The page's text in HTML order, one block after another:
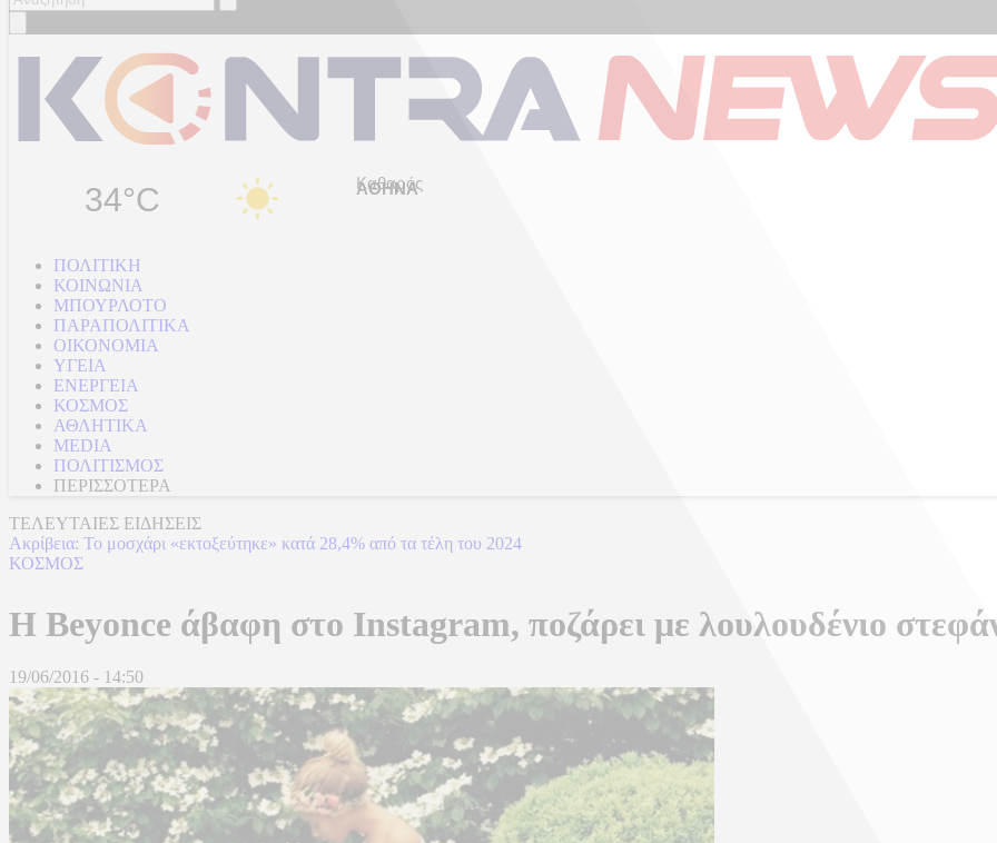
34°C Καθαρός
ΠΟΛΙΤΙΚΗ
ΚΟΙΝΩΝΙΑ
ΜΠΟΥΡΛΟΤΟ
ΠΑΡΑΠΟΛΙΤΙΚΑ
ΟΙΚΟΝΟΜΙΑ
ΥΓΕΙΑ
ΕΝΕΡΓΕΙΑ
ΚΟΣΜΟΣ
ΑΘΛΗΤΙΚΑ
MEDIA
ΠΟΛΙΤΙΣΜΟΣ
ΠΕΡΙΣΣΟΤΕΡΑ
ΤΕΛΕΥΤΑΙΕΣ ΕΙΔΗΣΕΙΣ
Ακρίβεια: Το μοσχάρι «εκτοξεύτηκε» κατά 28,4% από τα τέλη του 2024
ΚΟΣΜΟΣ
H Beyonce άβαφη στο Instagram, ποζάρει με λουλουδένιο
19/06/2016 - 14:50